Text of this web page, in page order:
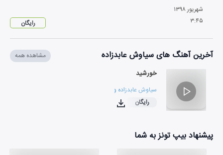
شهریور ۱۳۹۸
۳:۴۵ رایگان
آخرین آهنگ های سیاوش عابدزاده مشاهده همه
خورشید
سیاوش عابدزاده و
۰۳:۲۲
رایگان
پیشنهاد بیپ تونز به شما